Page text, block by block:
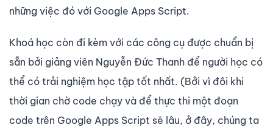
những việc đó với Google Apps Script.
Khoá học còn đi kèm với các công cụ được chuẩn bị
sẵn bởi giảng viên Nguyễn Đức Thanh để người học có
thể có trải nghiệm học tập tốt nhất. (Bởi vì đôi khi
thời gian chờ code chạy và để thực thi một đoạn
code trên Google Apps Script sẽ lâu, ở đây, chúng ta